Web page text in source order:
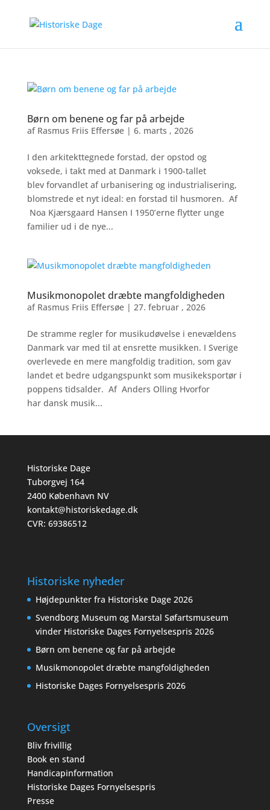
Børn om benene og far på arbejde
af Rasmus Friis Effersøe| 6. marts , 2026
I den arkitekttegnede forstad, der opstod og
voksede, i takt med at Danmark i 1900-tallet
blev forvandlet af urbanisering og industrialisering,
blomstrede et nyt ideal: en forstad til husmoren. Af
Noa Kjærsgaard Hansen I 1950’erne flytter unge
familier ud i de nye...
Musikmonopolet dræbte mangfoldigheden
af Rasmus Friis Effersøe| 27. februar , 2026
De stramme regler for musikudøvelse i enevældens
Danmark var med til at ensrette musikken. I Sverige
overlevede en mere mangfoldig tradition, som gav
landet et bedre udgangspunkt som musikeksportør i
poppens tidsalder. Af Anders Olling Hvorfor
har dansk musik...
Historiske Dage
Tuborgvej 164
2400 København NV
kontakt@historiskedage.dk
CVR: 69386512
Historiske nyheder
Højdepunkter fra Historiske Dage 2026
Svendborg Museum og Marstal Søfartsmuseum
vinder Historiske Dages Fornyelsespris 2026
Børn om benene og far på arbejde
Musikmonopolet dræbte mangfoldigheden
Historiske Dages Fornyelsespris 2026
Oversigt
Bliv frivillig
Book en stand
Handicapinformation
Historiske Dages Fornyelsespris
Presse